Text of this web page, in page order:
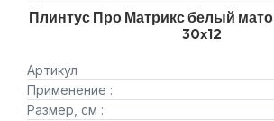
Плинтус Про Матрикс белый
30x12
Артикул
Применение :
Размер, см :